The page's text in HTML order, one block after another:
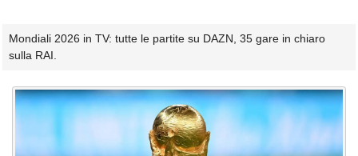
Mondiali 2026 in TV: tutte le partite su DAZN, 35 gare in chiaro
sulla RAI.